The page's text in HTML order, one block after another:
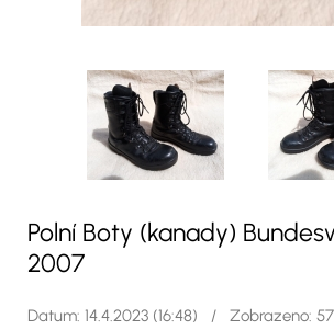
Polní Boty (kanady)
2007
Datum: 14.4.2023 (16:48) / Zobrazeno: